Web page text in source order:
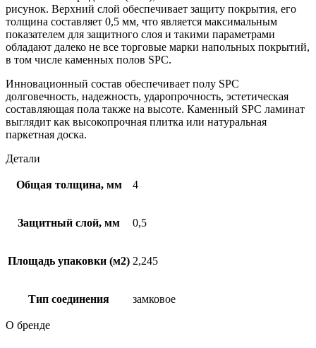
рисунок. Верхний слой обеспечивает защиту покрытия, его
толщина составляет 0,5 мм, что является максимальным
показателем для защитного слоя и такими параметрами
обладают далеко не все торговые марки напольных покрытий,
в том числе каменных полов SPC.
Инновационный состав обеспечивает полу SPC
долговечность, надежность, ударопрочность, эстетическая
составляющая пола также на высоте. Каменный SPC ламинат
выглядит как высокопрочная плитка или натуральная
паркетная доска.
Детали
Общая толщина, мм 4
Защитный слой, мм 0,5
Площадь упаковки (м2) 2,245
Тип соединения замковое
О бренде